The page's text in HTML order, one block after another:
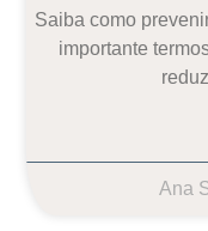
Saiba como
importante
Ana